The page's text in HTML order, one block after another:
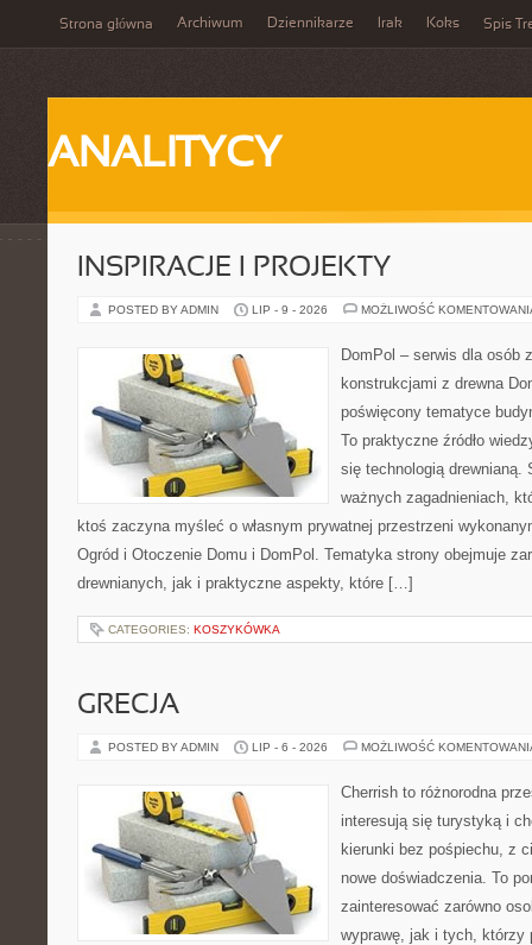
Strona główna Archiwum Dziennikarze Irak Koks Spis
ANALITYCY
INSPIRACJE I PROJEKTY
POSTED BY ADMIN LIP - 9 - 2026 MOŻLIWOŚĆ
DomPol – serwis dla osób
konstrukcjami z drewna
poświęcony tematyce
To praktyczne źródło
się technologią drewnianą.
ważnych zagadnieniach,
ktoś zaczyna myśleć o własnym prywatnej przestrzeni
Ogród i Otoczenie Domu i DomPol. Tematyka strony obejmuje
drewnianych, jak i praktyczne aspekty, które […]
CATEGORIES: KOSZYKÓWKA
GRECJA
POSTED BY ADMIN LIP - 6 - 2026 MOŻLIWOŚĆ
Cherrish to różnorodna
interesują się turystyką i
kierunki bez pośpiechu, z
nowe doświadczenia. To
zainteresować zarówno
wyprawę, jak i tych, którzy